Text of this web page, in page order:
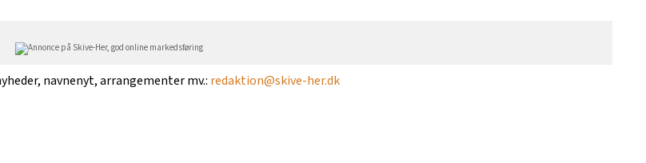
navnenyt, arrangementer mv.: redaktion@skive-her.dk